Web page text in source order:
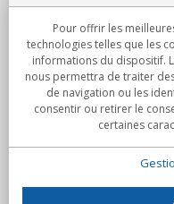
Notre société
Engagements
Achats
Pour offrir les
technologies telles que les
informations du dispositif.
nous permettra de traiter
de navigation ou les
consentir ou retirer le
certaines